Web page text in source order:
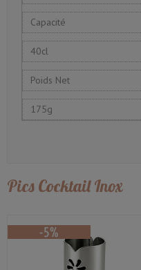
Capacité
40cl
Poids Net
175g
Pics Cocktail Inox